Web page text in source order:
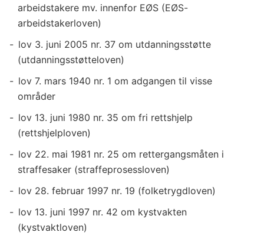
arbeidstakere mv. innenfor EØS (EØS-
arbeidstakerloven)
lov 3. juni 2005 nr. 37 om utdanningsstøtte
(utdanningsstøtteloven)
lov 7. mars 1940 nr. 1 om adgangen til visse
områder
lov 13. juni 1980 nr. 35 om fri rettshjelp
(rettshjelploven)
lov 22. mai 1981 nr. 25 om rettergangsmåten i
straffesaker (straffeprosessloven)
lov 28. februar 1997 nr. 19 (folketrygdloven)
lov 13. juni 1997 nr. 42 om kystvakten
(kystvaktloven)